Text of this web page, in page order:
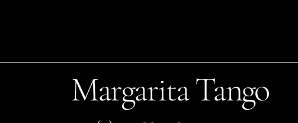
Margarita Tango